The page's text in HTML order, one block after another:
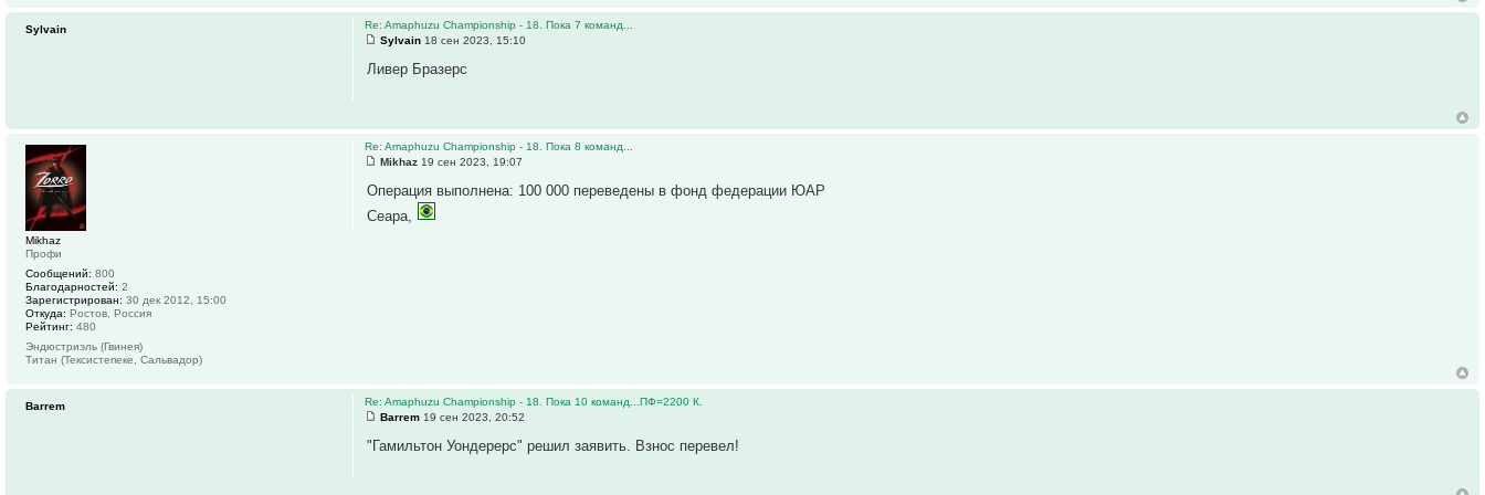
Re: Amaphuzu Championship - 18. Пока 7 команд...
Sylvain 18 сен 2023, 15:10
Ливер Бразерс
Sylvain
Re: Amaphuzu Championship - 18. Пока 8 команд...
Mikhaz 19 сен 2023, 19:07
Операция выполнена: 100 000 переведены в фонд федерации ЮАР
Сеара,
Mikhaz
Профи
Сообщений: 800
Благодарностей: 2
Зарегистрирован: 30 дек 2012, 15:00
Откуда: Ростов, Россия
Рейтинг: 480
Эндюстриэль (Гвинея)
Титан (Тексистепеке, Сальвадор)
Re: Amaphuzu Championship - 18. Пока 10 команд...ПФ=2200 К.
Barrem 19 сен 2023, 20:52
"Гамильтон Уондерерс" решил заявить. Взнос перевел!
Barrem